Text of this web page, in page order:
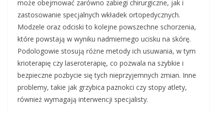
może obejmować zarówno zabiegi chirurgiczne, jak i
zastosowanie specjalnych wkładek ortopedycznych.
Modzele oraz odciski to kolejne powszechne schorzenia,
które powstają w wyniku nadmiernego ucisku na skórę.
Podologowie stosują różne metody ich usuwania, w tym
krioterapię czy laseroterapię, co pozwala na szybkie i
bezpieczne pozbycie się tych nieprzyjemnych zmian. Inne
problemy, takie jak grzybica paznokci czy stopy atlety,
również wymagają interwencji specjalisty.